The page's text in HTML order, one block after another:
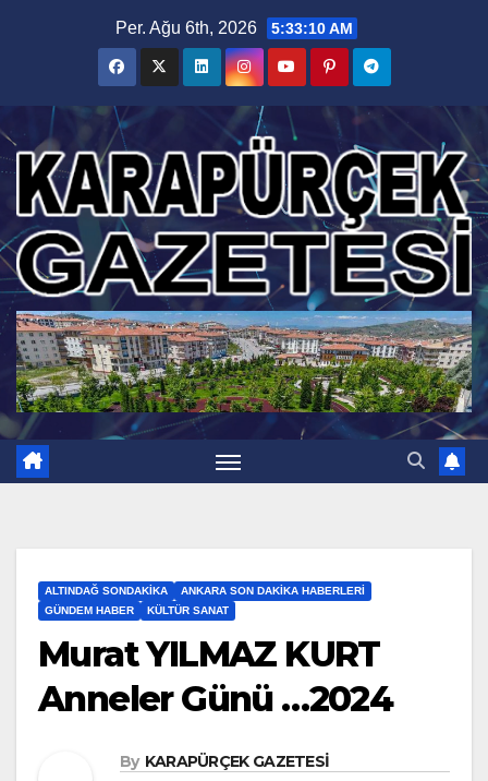
Per. Ağu 6th, 2026 5:33:11 AM
ALTINDAĞ SONDAKIKA
ANKARA SON DAKIKA HABERLERI
GÜNDEM HABER
KÜLTÜR SANAT
Murat YILMAZ KURT
Anneler Günü …2024
By KARAPÜRÇEK GAZETESİ